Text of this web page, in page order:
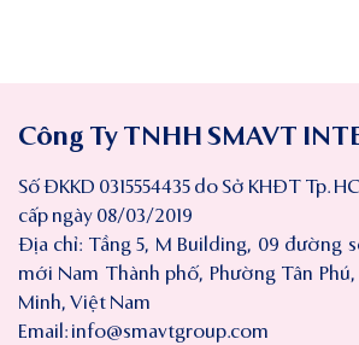
Công Ty TNHH SMAVT
Số ĐKKD 0315554435 do Sở KHĐT Tp.
cấp ngày 08/03/2019
Địa chỉ: Tầng 5, M Building, 09 đường
mới Nam Thành phố, Phường Tân Phú,
Minh, Việt Nam
Email: info@smavtgroup.com